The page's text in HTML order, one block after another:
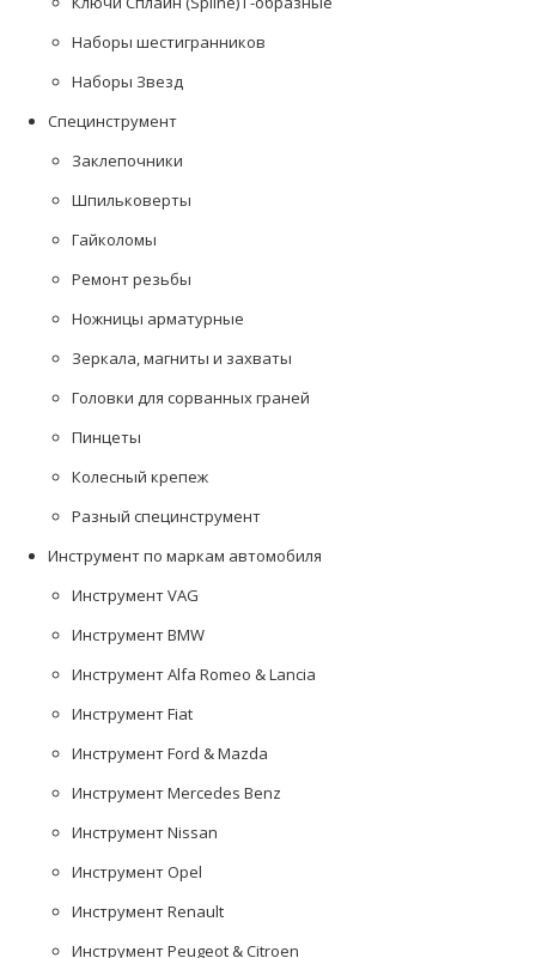
Наборы шестигранников
Наборы Звезд
Специнструмент
Заклепочники
Шпильковерты
Гайколомы
Ремонт резьбы
Ножницы арматурные
Зеркала, магниты и захваты
Головки для сорванных граней
Пинцеты
Колесный крепеж
Разный специнструмент
Инструмент по маркам автомобиля
Инструмент VAG
Инструмент BMW
Инструмент Alfa Romeo & Lancia
Инструмент Fiat
Инструмент Ford & Mazda
Инструмент Mercedes Benz
Инструмент Nissan
Инструмент Opel
Инструмент Renault
Инструмент Peugeot & Citroen